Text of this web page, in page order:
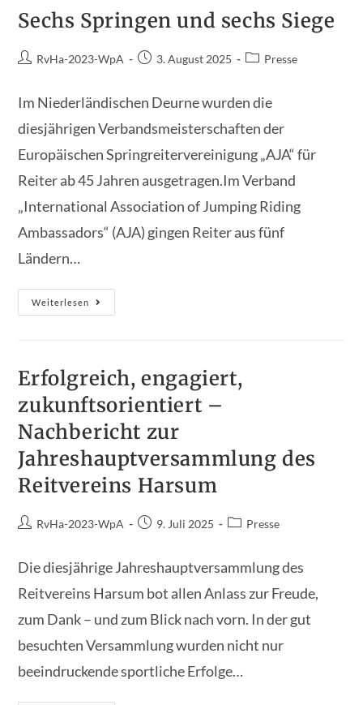
Nachwuchstalent
Sechs Springen und sechs Siege
Beitrags-
RvHa-2023-WpA
Beitrag3. August 2025
Beitrags-
Presse
Im Niederländischen Deurne wurden die
diesjährigen Verbandsmeisterschaften der
Europäischen Springreitervereinigung „AJA“ für
Reiter ab 45 Jahren ausgetragen.Im Verband
„International Association of Jumping Riding
Ambassadors“ (AJA) gingen Reiter aus fünf
Ländern…
Weiterlesen
Sechs
Springen
Erfolgreich, engagiert,
zukunftsorientiert –
Nachbericht zur
Jahreshauptversammlung des
Reitvereins Harsum
Beitrags-
RvHa-2023-WpA
Beitrag9. Juli 2025
Beitrags-
Presse
Die diesjährige Jahreshauptversammlung des
Reitvereins Harsum bot allen Anlass zur Freude,
zum Dank – und zum Blick nach vorn. In der gut
besuchten Versammlung wurden nicht nur
beeindruckende sportliche Erfolge…